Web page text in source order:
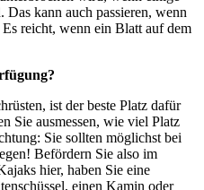
kann auch passieren, wenn
reicht, wenn ein Blatt auf dem
ist der beste Platz dafür
Sie ausmessen, wie viel Platz
Sie sollten möglichst bei
Befördern Sie also im
hier, haben Sie eine
einen Kamin oder